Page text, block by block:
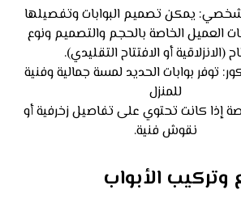
يمكن تصميم البوابات وتفصيلها
العميل الخاصة بالحجم والتصميم ونوع
(الانزلاقية أو الافتتاح التقليدي).
توفر بوابات الحديد لمسة جمالية وفنية
للمنزل
إذا كانت تحتوي على تفاصيل زخرفية أو
نقوش فنية.
الأبواب